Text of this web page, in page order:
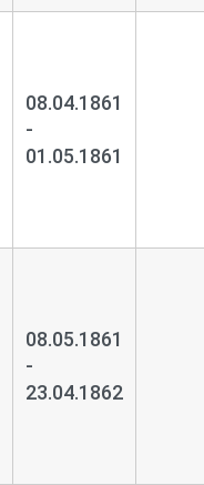
08.04.1861
-
01.05.1861
08.05.1861
-
23.04.1862